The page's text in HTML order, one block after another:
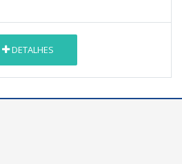
DETALHES